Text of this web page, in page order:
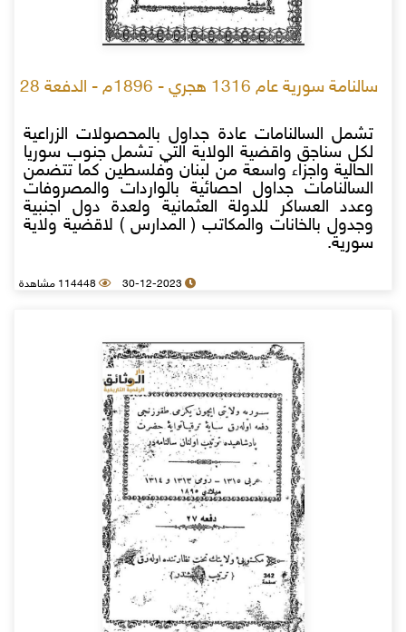
سالنامة سورية عام 1316 هجري - 1896م - الدفعة 28
تشمل السالنامات عادة جداول بالمحصولات الزراعية
لكل سناجق واقضية الولاية التي تشمل جنوب سوريا
الحالية واجزاء واسعة من لبنان وفلسطين كما تتضمن
السالنامات جداول احصائية بالواردات والمصروفات
وعدد العساكر للدولة العثمانية ولعدة دول اجنبية
وجدول بالخانات والمكاتب ( المدارس ) لاقضية ولاية
سورية.
30-12-2023 114448 مشاهدة